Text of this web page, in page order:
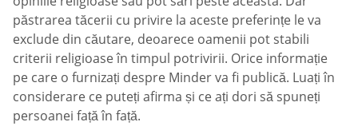
păstrarea tăcerii cu privire la aceste preferințe le va
exclude din căutare, deoarece oamenii pot stabili
criterii religioase în timpul potrivirii. Orice informație
pe care o furnizați despre Minder va fi publică. Luați în
considerare ce puteți afirma și ce ați dori să spuneți
persoanei față în față.